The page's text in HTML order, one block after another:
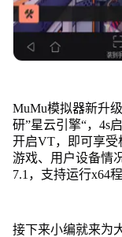
MuMu模拟器新升
研”星云引擎“，4s
开启VT，即可享受
游戏、用户设备情
7.1，支持运行x64
接下来小编就来为